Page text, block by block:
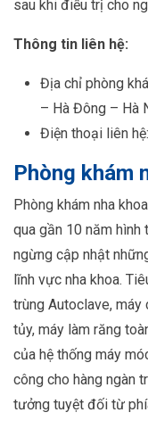
sau khi điều trị cho
Thông tin liên hệ:
Địa chỉ phòng
– Hà Đông – Hà
Điện thoại liên
Phòng khám
Phòng khám nha
qua gần 10 năm hình
ngừng cập nhật
lĩnh vực nha khoa.
trùng Autoclave, máy
tủy, máy làm răng
của hệ thống máy
công cho hàng ngàn
tưởng tuyệt đối từ